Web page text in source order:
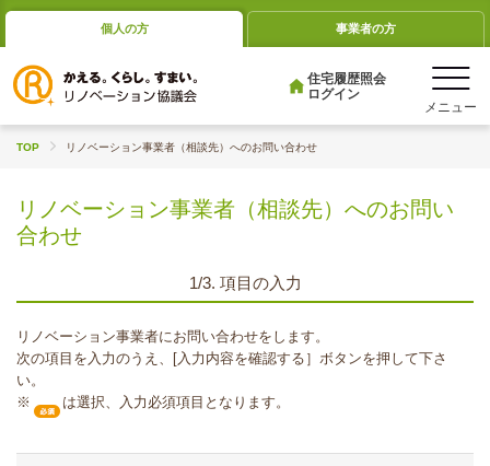
個人の方 事業者の方
住宅履歴照会
ログイン
TOP リノベーション事業者（相談先）へのお問い合わせ
リノベーション事業者（相談先）へのお問い
合わせ
1/3. 項目の入力
リノベーション事業者にお問い合わせをします。
次の項目を入力のうえ、[入力内容を確認する］ボタンを押して下さ
い。
※
は選択、入力必須項目となります。